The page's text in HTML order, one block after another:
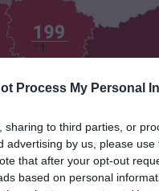
Process My Personal
sharing to third parties, or
advertising by us, please
that after your opt-out
based on personal